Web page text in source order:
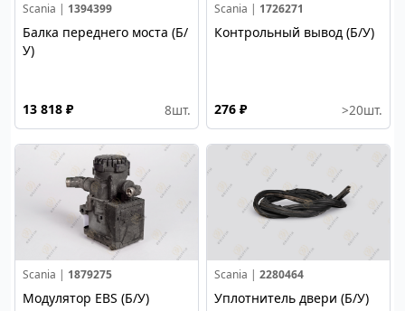
Scania | 1394399
Балка переднего моста (Б/
У)
13 818 ₽ 8шт.
Scania | 1726271
Контрольный вывод (Б/У)
276 ₽ >20шт.
Scania | 1879275
Модулятор EBS (Б/У)
Scania | 2280464
Уплотнитель двери (Б/У)